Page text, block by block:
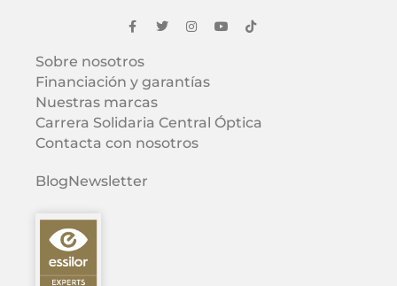
Sobre nosotros
Financiación y garantías
Nuestras marcas
Carrera Solidaria Central Óptica
Contacta con nosotros
BlogNewsletter